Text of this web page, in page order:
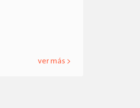
ver más >